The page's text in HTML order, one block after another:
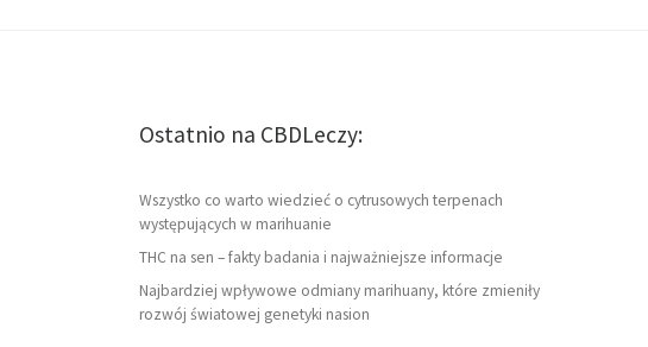
Ostatnio na CBDLeczy:
Wszystko co warto wiedzieć o cytrusowych terpenach
występujących w marihuanie
THC na sen – fakty badania i najważniejsze informacje
Najbardziej wpływowe odmiany marihuany, które zmieniły
rozwój światowej genetyki nasion